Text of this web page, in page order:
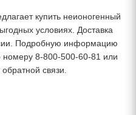
купить неионогенный
условиях. Доставка
Подробную информацию
номеру 8-800-500-60-81 или
связи.